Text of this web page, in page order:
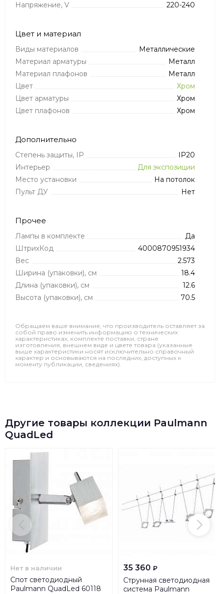
Напряжение, V 220-240
Цвет и материал
Виды материалов
Металлические
Материал арматуры
Металл
Материал плафонов
Металл
Цвет
Хром
Цвет арматуры
Хром
Цвет плафонов
Хром
Дополнительно
Степень защиты, IP
IP20
Интерьер
Для экспозиции
Место установки
На потолок
Пульт ДУ
Нет
Прочее
Лампы в комплекте
Да
ШтрихКод
4000870951934
Вес
2.573
Ширина (упаковки), см
18.4
Длина (упаковки), см
12.6
Высота (упаковки), см
70.5
Обращаем ваше внимание, что производитель оставляет за
собой право изменить информацию о технических
характеристиках, комплекте поставки, стране
изготовления, внешнем виде и цвете товара (указанные
выше характеристики носят исключительно справочный
характер и основываются на последних, доступных к
моменту публикации, сведениях).
Другие товары коллекции Paulmann
QuadLed
Нет в наличии
Спот светодиодный
Paulmann QuadLed 60118
35 360 ₽
Струнная светодиодная
система Paulmann